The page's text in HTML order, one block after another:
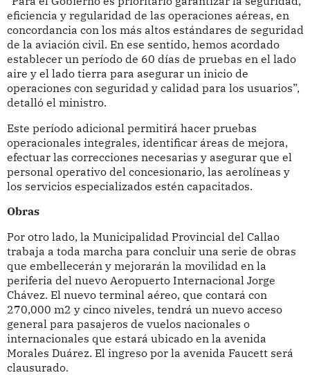
eficiencia y regularidad de las operaciones aéreas, en
concordancia con los más altos estándares de seguridad
de la aviación civil. En ese sentido, hemos acordado
establecer un período de 60 días de pruebas en el lado
aire y el lado tierra para asegurar un inicio de
operaciones con seguridad y calidad para los usuarios”,
detalló el ministro.
Este período adicional permitirá hacer pruebas
operacionales integrales, identificar áreas de mejora,
efectuar las correcciones necesarias y asegurar que el
personal operativo del concesionario, las aerolíneas y
los servicios especializados estén capacitados.
Obras
Por otro lado, la Municipalidad Provincial del Callao
trabaja a toda marcha para concluir una serie de obras
que embellecerán y mejorarán la movilidad en la
periferia del nuevo Aeropuerto Internacional Jorge
Chávez. El nuevo terminal aéreo, que contará con
270,000 m2 y cinco niveles, tendrá un nuevo acceso
general para pasajeros de vuelos nacionales o
internacionales que estará ubicado en la avenida
Morales Duárez. El ingreso por la avenida Faucett será
clausurado.